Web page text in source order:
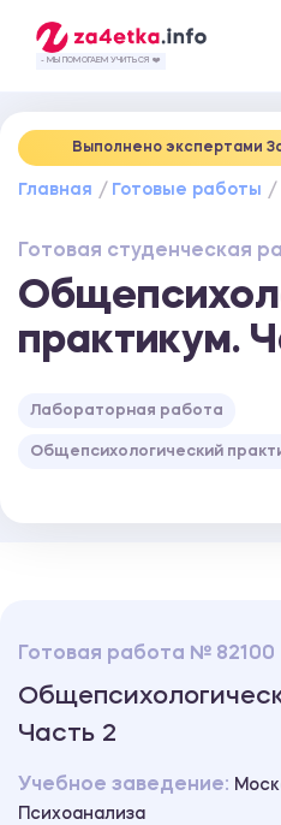
- МЫ ПОМОГАЕМ УЧИТЬСЯ ❤️
Выполнено экспертами
Главная Готовые работы
Готовая студенческая
практикум.
Лабораторная работа
Общепсихологический
Готовая работа № 82100
Часть 2
Учебное заведение:
Психоанализа